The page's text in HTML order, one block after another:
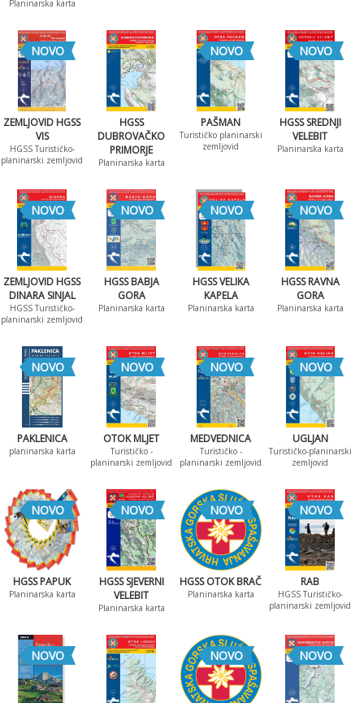
Planinarska karta
NOVO
ZEMLJOVID HGSS
VIS
HGSS Turističko-
planinarski zemljovid
HGSS
DUBROVAČKO
PRIMORJE
Planinarska karta
NOVO
PAŠMAN
Turističko planinarski
zemljovid
NOVO
HGSS SREDNJI
VELEBIT
Planinarska karta
NOVO
ZEMLJOVID HGSS
DINARA SINJAL
HGSS Turističko-
planinarski zemljovid
NOVO
HGSS BABJA
GORA
Planinarska karta
NOVO
HGSS VELIKA
KAPELA
Planinarska karta
NOVO
HGSS RAVNA
GORA
Planinarska karta
NOVO
PAKLENICA
planinarska karta
NOVO
OTOK MLJET
Turističko -
planinarski zemljovid
NOVO
MEDVEDNICA
Turističko -
planinarski zemljovid
NOVO
UGLJAN
Turističko-planinarski
zemljovid
NOVO
HGSS PAPUK
Planinarska karta
NOVO
HGSS SJEVERNI
VELEBIT
Planinarska karta
NOVO
HGSS OTOK BRAČ
Planinarska karta
NOVO
RAB
HGSS Turističko-
planinarski zemljovid
NOVO NOVO NOVO